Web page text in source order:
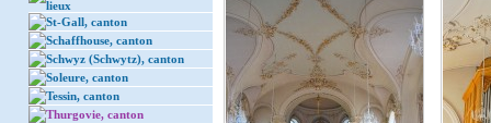
lieux
St-Gall, canton
Schaffhouse, canton
Schwyz (Schwytz), canton
Soleure, canton
Tessin, canton
Thurgovie, canton